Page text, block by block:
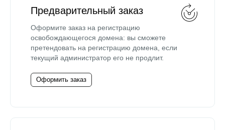
Предварительный заказ
Оформите заказ на регистрацию
освобождающегося домена: вы сможете
претендовать на регистрацию домена, если
текущий администратор его не продлит.
Оформить заказ